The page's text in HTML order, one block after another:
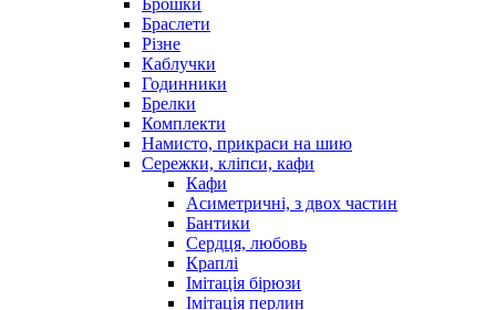
Браслети
Різне
Каблучки
Годинники
Брелки
Комплекти
Намисто, прикраси на шию
Сережки, кліпси, кафи
Кафи
Асиметричні, з двох частин
Бантики
Сердця, любовь
Краплі
Імітація бірюзи
Імітація перлин